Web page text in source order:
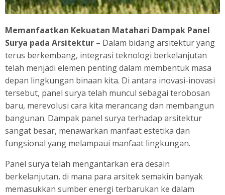
Memanfaatkan Kekuatan Matahari Dampak Panel
Surya pada Arsitektur – Dalam bidang arsitektur yang
terus berkembang, integrasi teknologi berkelanjutan
telah menjadi elemen penting dalam membentuk masa
depan lingkungan binaan kita. Di antara inovasi-inovasi
tersebut, panel surya telah muncul sebagai terobosan
baru, merevolusi cara kita merancang dan membangun
bangunan. Dampak panel surya terhadap arsitektur
sangat besar, menawarkan manfaat estetika dan
fungsional yang melampaui manfaat lingkungan.
Panel surya telah mengantarkan era desain
berkelanjutan, di mana para arsitek semakin banyak
memasukkan sumber energi terbarukan ke dalam